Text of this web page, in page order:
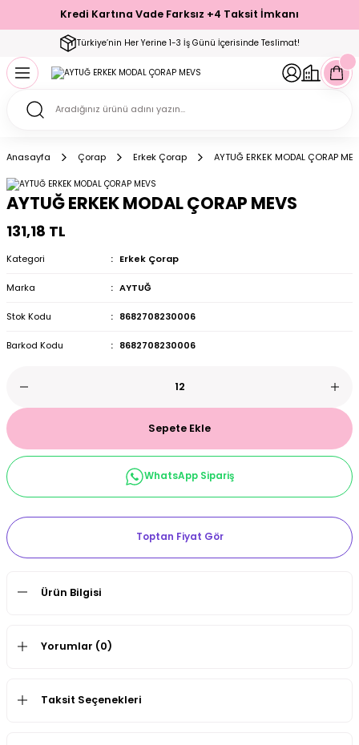
Kredi Kartına Vade Farksız +4 Taksit İmkanı
Türkiye’nin Her Yerine 1-3 İş Günü İçerisinde Teslimat!
Geri Dön
Geri Dön
Geri Dön
Geri Dön
Setler
Geri Dön
Geri Dön
Geri Dön
Çorap
Geri Dön
Geri Dön
Anasayfa Çorap Erkek Çorap AYTUĞ ERKEK MODAL ÇORAP
AYTUĞ ERKEK MODAL ÇORAP MEVS
131,18 TL
Kategori Erkek Çorap
Marka AYTUĞ
Stok Kodu 8682708230006
Barkod Kodu 8682708230006
Sepete Ekle
WhatsApp Sipariş
Toptan Fiyat Gör
Ürün Bilgisi
Yorumlar (0)
Taksit Seçenekleri